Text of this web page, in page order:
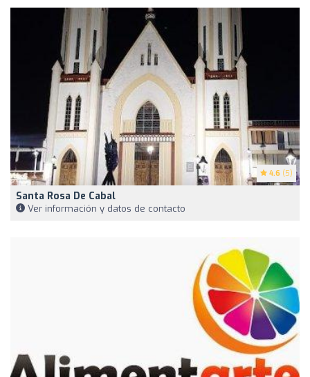
4.6 (5)
Santa Rosa De Cabal
Ver información y datos de contacto